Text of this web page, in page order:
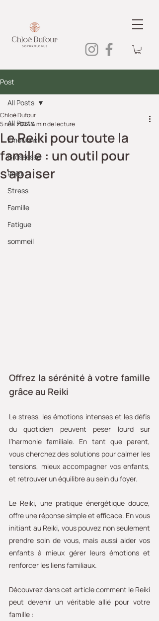
Post
All Posts
Emotions
Grossesse
Reiki
Stress
Famille
Fatigue
sommeil
All Posts
Le Reiki pour toute la
famille : un outil pour
s'apaiser
Chloé Dufour
5 nov. 20244 min de lecture
Offrez la sérénité à votre famille
grâce au Reiki
Le stress, les émotions intenses et les défis
du quotidien peuvent peser lourd sur
l’harmonie familiale. En tant que parent,
vous cherchez des solutions pour calmer les
tensions, mieux accompagner vos enfants,
et retrouver un équilibre au sein du foyer.
Le Reiki, une pratique énergétique douce,
offre une réponse simple et efficace. En vous
initiant au Reiki, vous pouvez non seulement
prendre soin de vous, mais aussi aider vos
enfants à mieux gérer leurs émotions et
renforcer les liens familiaux.
Découvrez dans cet article comment le Reiki
peut devenir un véritable allié pour votre
famille :